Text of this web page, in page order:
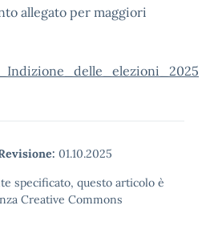
allegato per maggiori
01.10.2025
specificato, questo articolo è
Creative Commons